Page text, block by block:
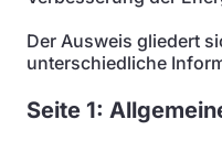
Der Ausweis gliedert
unterschiedliche
Seite 1: